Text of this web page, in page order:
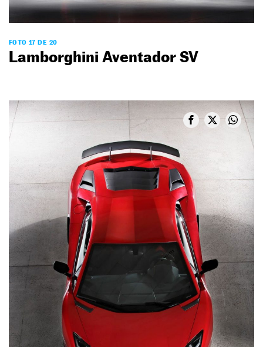
FOTO 17 DE 20
Lamborghini Aventador SV